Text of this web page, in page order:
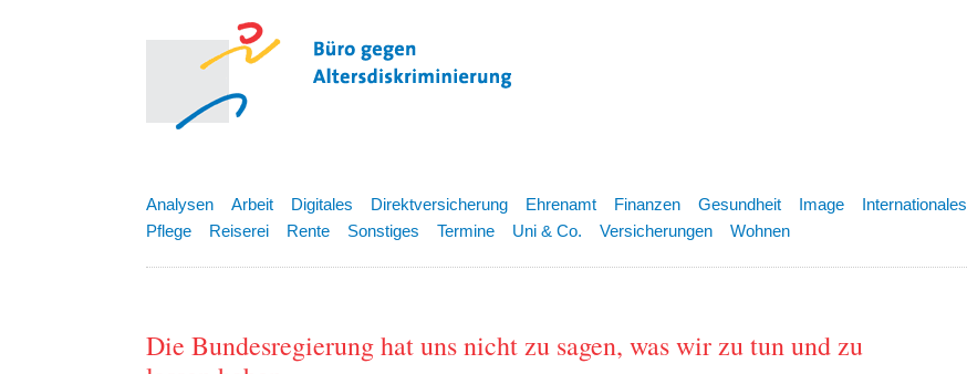
Analysen Arbeit Digitales Direktversicherung Ehrenamt Finanzen Gesundheit Image Internationales
Pflege
Reiserei Rente Sonstiges Termine Uni & Co. Versicherungen Wohnen
Die Bundesregierung hat uns nicht zu sagen, was wir zu tun und zu